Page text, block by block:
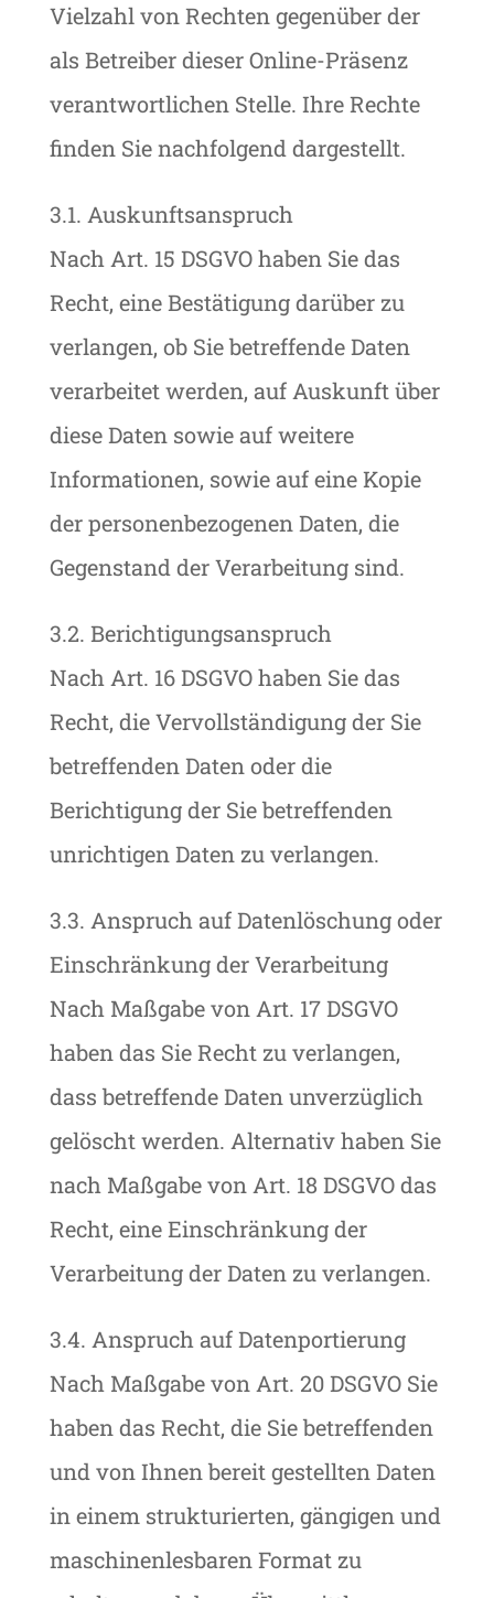
Vielzahl von Rechten gegenüber der
als Betreiber dieser Online-Präsenz
verantwortlichen Stelle. Ihre Rechte
finden Sie nachfolgend dargestellt.
3.1. Auskunftsanspruch
Nach Art. 15 DSGVO haben Sie das
Recht, eine Bestätigung darüber zu
verlangen, ob Sie betreffende Daten
verarbeitet werden, auf Auskunft über
diese Daten sowie auf weitere
Informationen, sowie auf eine Kopie
der personenbezogenen Daten, die
Gegenstand der Verarbeitung sind.
3.2. Berichtigungsanspruch
Nach Art. 16 DSGVO haben Sie das
Recht, die Vervollständigung der Sie
betreffenden Daten oder die
Berichtigung der Sie betreffenden
unrichtigen Daten zu verlangen.
3.3. Anspruch auf Datenlöschung oder
Einschränkung der Verarbeitung
Nach Maßgabe von Art. 17 DSGVO
haben das Sie Recht zu verlangen,
dass betreffende Daten unverzüglich
gelöscht werden. Alternativ haben Sie
nach Maßgabe von Art. 18 DSGVO das
Recht, eine Einschränkung der
Verarbeitung der Daten zu verlangen.
3.4. Anspruch auf Datenportierung
Nach Maßgabe von Art. 20 DSGVO Sie
haben das Recht, die Sie betreffenden
und von Ihnen bereit gestellten Daten
in einem strukturierten, gängigen und
maschinenlesbaren Format zu